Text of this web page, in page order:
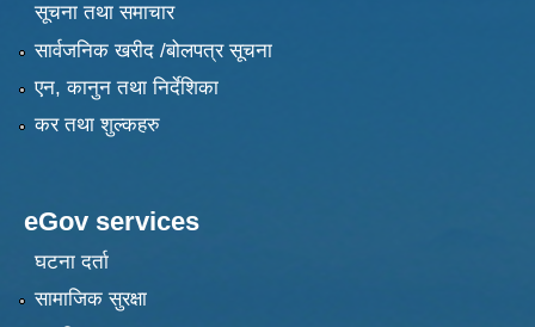
सूचना तथा समाचार
सार्वजनिक खरीद /बोलपत्र सूचना
एन, कानुन तथा निर्देशिका
कर तथा शुल्कहरु
eGov services
घटना दर्ता
सामाजिक सुरक्षा